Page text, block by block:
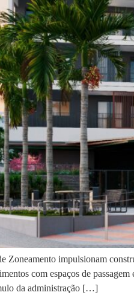
Zoneamento impulsionam
com espaços de
da administração […]